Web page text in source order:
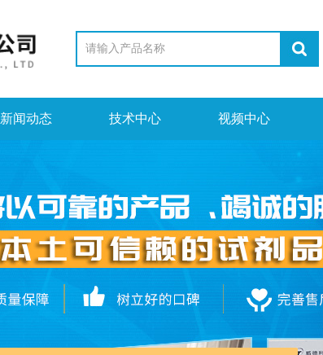
新闻动态 技术中心 视频中心